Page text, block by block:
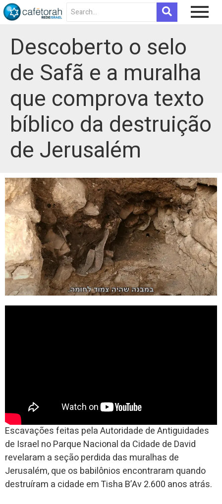
Descoberto o selo
de Safã e a muralha
que comprova texto
bíblico da destruição
de Jerusalém
Escavações feitas pela Autoridade de Antiguidades
de Israel no Parque Nacional da Cidade de David
revelaram a seção perdida das muralhas de
Jerusalém, que os babilônios encontraram quando
destruíram a cidade em Tisha B’Av 2.600 anos atrás.